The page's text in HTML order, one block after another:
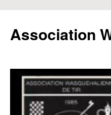
contenu
Association